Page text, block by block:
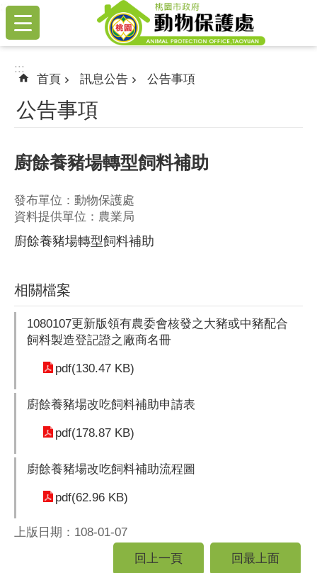
跳到主要內容區塊
:::
:::
首頁 訊息公告 公告事項
公告事項
廚餘養豬場轉型飼料補助
發布單位：動物保護處
資料提供單位：農業局
廚餘養豬場轉型飼料補助
相關檔案
1080107更新版領有農委會核發之大豬或中豬配合
飼料製造登記證之廠商名冊
pdf(130.47 KB)
廚餘養豬場改吃飼料補助申請表
pdf(178.87 KB)
廚餘養豬場改吃飼料補助流程圖
pdf(62.96 KB)
上版日期：108-01-07
回上一頁
回最上面